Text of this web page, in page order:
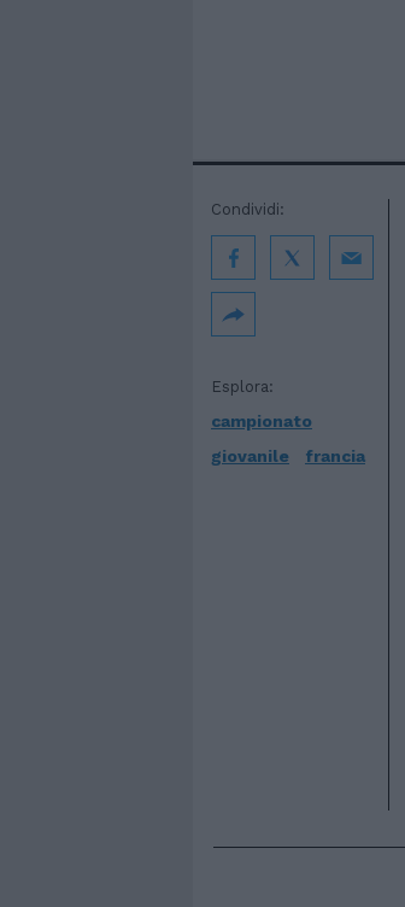
Esplora:
campionato
giovanile
francia
Condividi: